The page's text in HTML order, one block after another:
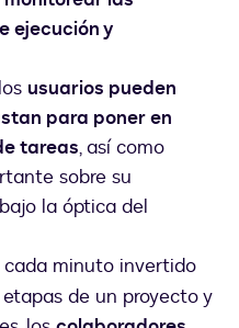
ejecución y
usuarios pueden
para poner en
tareas, así como
sobre su
la óptica del
nova guia
minuto invertido
de un proyecto y